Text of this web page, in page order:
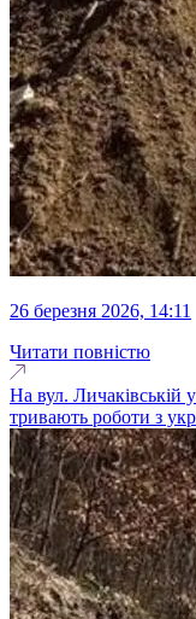
26 березня 2026, 14:11
Читати повністю
На вул. Личаківській
тривають роботи з